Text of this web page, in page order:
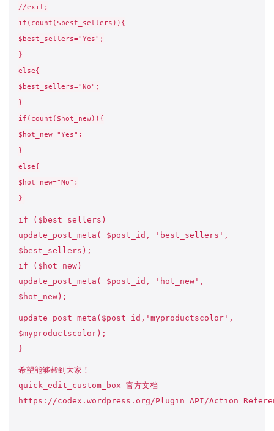
//exit;
if(count($best_sellers)){
$best_sellers="Yes";
}
else{
$best_sellers="No";
}
if(count($hot_new)){
$hot_new="Yes";
}
else{
$hot_new="No";
}
if ($best_sellers)
update_post_meta( $post_id, 'best_sellers',
$best_sellers);
if ($hot_new)
update_post_meta( $post_id, 'hot_new',
$hot_new);
update_post_meta($post_id,'myproductscolor',
$myproductscolor);
}
希望能够帮到大家！
quick_edit_custom_box 官方文档
https://codex.wordpress.org/Plugin_API/